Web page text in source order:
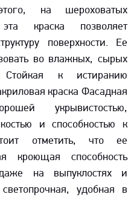
на шероховатых
эта краска позволяет
поверхности. Ее
во влажных, сырых
Стойкая к истиранию
краска Фасадная
укрывистостью,
и способностью к
отметить, что ее
кроющая способность
даже на выпуклостях и
удобная в